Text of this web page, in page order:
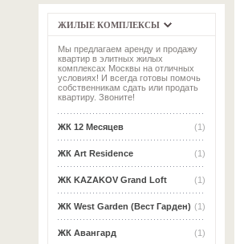
ЖИЛЫЕ КОМПЛЕКСЫ
Мы предлагаем аренду и продажу
квартир в элитных жилых
комплексах Москвы на отличных
условиях! И всегда готовы помочь
собственникам сдать или продать
квартиру. Звоните!
(1)
ЖК 12 Месяцев
(1)
ЖК Art Residence
(1)
ЖК KAZAKOV Grand Loft
(1)
ЖК West Garden (Вест Гарден)
(1)
ЖК Авангард